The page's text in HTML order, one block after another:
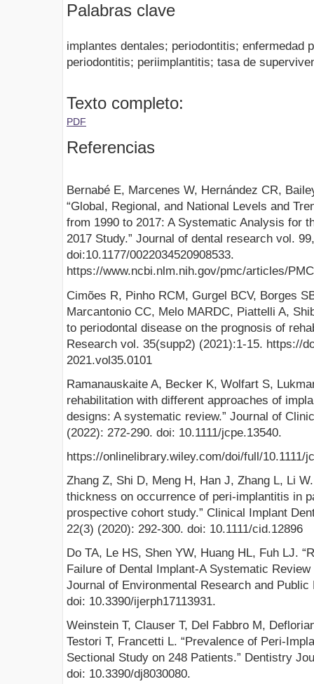
Palabras clave
implantes dentales; periodontitis; enfermedad
periodontitis; periimplantitis; tasa de
Texto completo:
PDF
Referencias
Bernabé E, Marcenes W, Hernández CR,
“Global, Regional, and National Levels and
from 1990 to 2017: A Systematic Analysis for
2017 Study.” Journal of dental research vol.
doi:10.1177/0022034520908533.
https://www.ncbi.nlm.nih.gov/pmc/articles/
Cimões R, Pinho RCM, Gurgel BCV, Borges
Marcantonio CC, Melo MARDC, Piattelli A,
to periodontal disease on the prognosis of
Research vol. 35(supp2) (2021):1-15. https://
2021.vol35.0101
Ramanauskaite A, Becker K, Wolfart S,
rehabilitation with different approaches of
designs: A systematic review.” Journal of
(2022): 272-290. doi: 10.1111/jcpe.13540.
https://onlinelibrary.wiley.com/doi/full/10.1111/
Zhang Z, Shi D, Meng H, Han J, Zhang L, Li
thickness on occurrence of peri-implantitis in
prospective cohort study.” Clinical Implant
22(3) (2020): 292-300. doi: 10.1111/cid.12896
Do TA, Le HS, Shen YW, Huang HL, Fuh LJ.
Failure of Dental Implant-A Systematic
Journal of Environmental Research and
doi: 10.3390/ijerph17113931.
Weinstein T, Clauser T, Del Fabbro M,
Testori T, Francetti L. “Prevalence of Peri-
Sectional Study on 248 Patients.” Dentistry
doi: 10.3390/dj8030080.